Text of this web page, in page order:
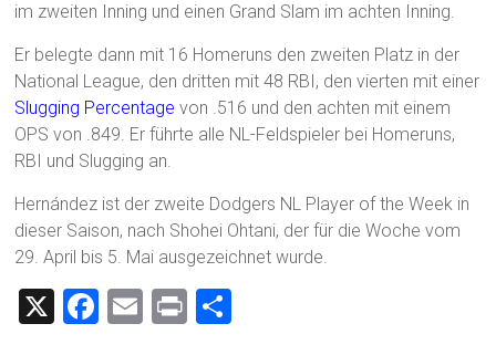
im zweiten Inning und einen Grand Slam im achten Inning.
Er belegte dann mit 16 Homeruns den zweiten Platz in der
National League, den dritten mit 48 RBI, den vierten mit einer
Slugging Percentage von .516 und den achten mit einem
OPS von .849. Er führte alle NL-Feldspieler bei Homeruns,
RBI und Slugging an.
Hernández ist der zweite Dodgers NL Player of the Week in
dieser Saison, nach Shohei Ohtani, der für die Woche vom
29. April bis 5. Mai ausgezeichnet wurde.
X
F
E
Pr